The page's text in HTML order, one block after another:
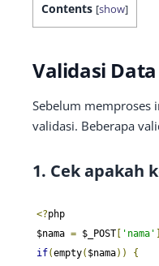
Contents [show]
Validasi Data
Sebelum memproses
validasi. Beberapa
1. Cek apakah
<?php
$nama = $_POST 'nama'
if(empty( $nama))
{